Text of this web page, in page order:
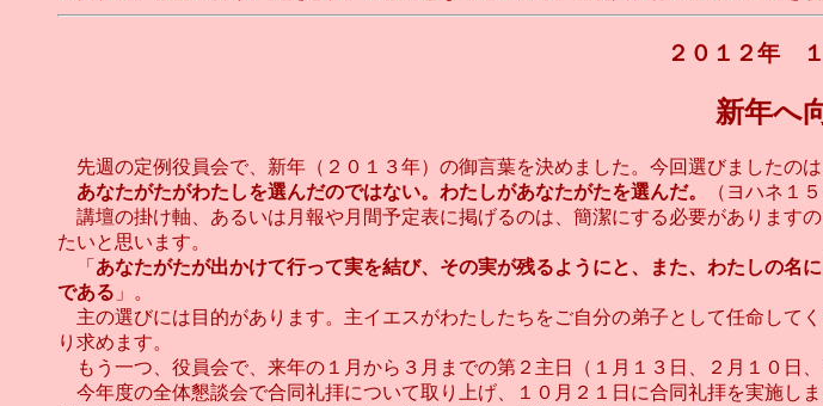
２０１２年
新年へ
先週の定例役員会で、新年（２０１３年）の御言葉を決めました。今回選びましたの
あなたがたがわたしを選んだのではない。わたしがあなたがたを選んだ。
（ヨハネ１
講壇の掛け軸、あるいは月報や月間予定表に掲げるのは、簡潔にする必要があります
たいと思います。
「 あなたがたが出かけて行って実を結び、その実が残るようにと、また、わたしの
である 」。
主の選びには目的があります。主イエスがわたしたちをご自分の弟子として任命して
り求めます。
もう一つ、役員会で、来年の１月から３月までの第２主日（１月１３日、２月１０日
今年度の全体懇談会で合同礼拝について取り上げ、１０月２１日に合同礼拝を実施し